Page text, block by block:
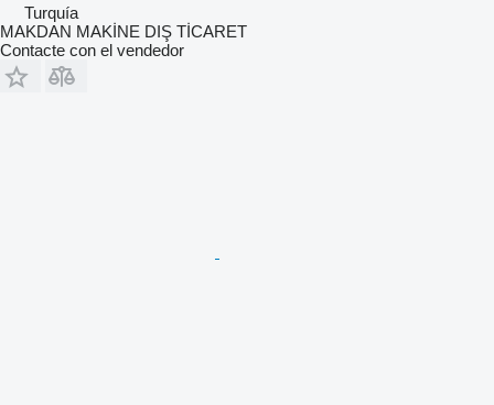
Turquía
MAKDAN MAKİNE DIŞ TİCARET
Contacte con el vendedor